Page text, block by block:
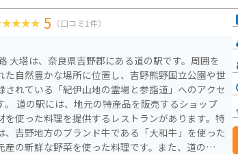
5 （口コミ1件）
大塔は、奈良県吉野郡にある道の駅です。周囲を
た自然豊かな場所に位置し、吉野熊野国立公園や世
されている「紀伊山地の霊場と参詣道」へのアクセ
ョップ
を使った料理を提供するレストランがあります。特
、吉野地方のブランド牛である「大和牛」を使った
産の新鮮な野菜を使った料理です。また、道の駅周